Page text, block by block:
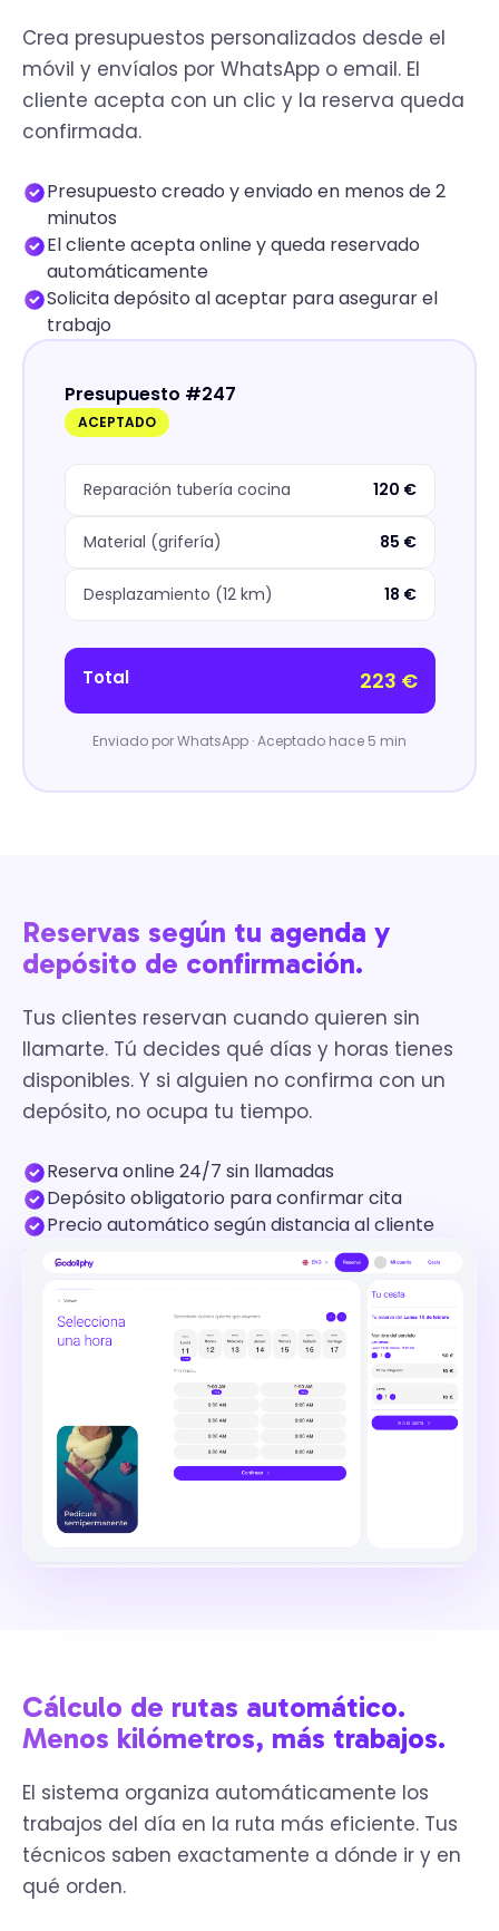
Crea presupuestos personalizados desde el
móvil y envíalos por WhatsApp o email. El
cliente acepta con un clic y la reserva queda
confirmada.
Presupuesto creado y enviado en menos de 2
minutos
El cliente acepta online y queda reservado
automáticamente
Solicita depósito al aceptar para asegurar el
trabajo
Presupuesto #247
ACEPTADO
Reparación tubería cocina 120 €
Material (grifería) 85 €
Desplazamiento (12 km) 18 €
Total 223 €
Enviado por WhatsApp · Aceptado hace 5 min
Reservas según tu agenda y
depósito de confirmación.
Tus clientes reservan cuando quieren sin
llamarte. Tú decides qué días y horas tienes
disponibles. Y si alguien no confirma con un
depósito, no ocupa tu tiempo.
Reserva online 24/7 sin llamadas
Depósito obligatorio para confirmar cita
Precio automático según distancia al cliente
Cálculo de rutas automático.
Menos kilómetros, más trabajos.
El sistema organiza automáticamente los
trabajos del día en la ruta más eficiente. Tus
técnicos saben exactamente a dónde ir y en
qué orden.